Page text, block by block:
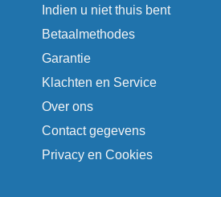
Indien u niet thuis bent
Betaalmethodes
Garantie
Klachten en Service
Over ons
Contact gegevens
Privacy en Cookies